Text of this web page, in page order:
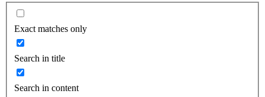
Exact matches only
Search in title
Search in content